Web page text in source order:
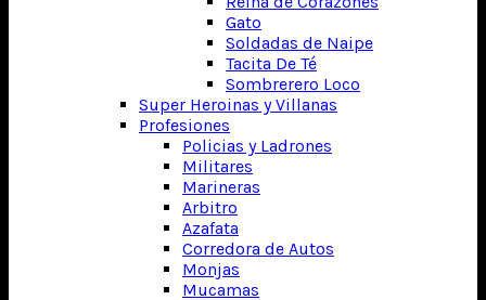
Gato
Soldadas de Naipe
Tacita De Té
Sombrerero Loco
Super Heroinas y Villanas
Profesiones
Policias y Ladrones
Militares
Marineras
Arbitro
Azafata
Corredora de Autos
Monjas
Mucamas